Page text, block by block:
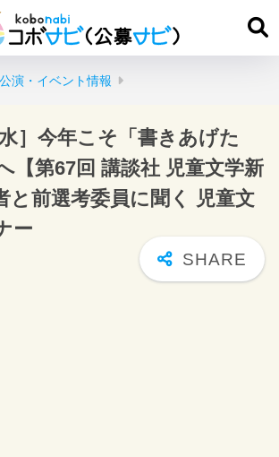
演・イベント情報
水］今年こそ「書きあげた
【第67回 講談社 児童文学新
と前選考委員に聞く 児童文
ー